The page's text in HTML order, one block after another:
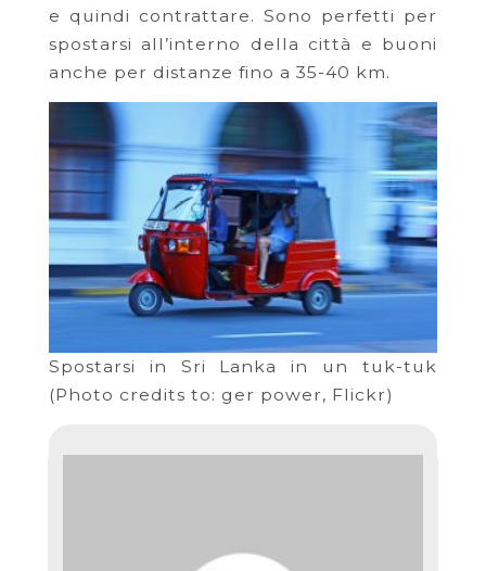
e quindi contrattare. Sono perfetti per
spostarsi all’interno della città e buoni
anche per distanze fino a 35-40 km.
Spostarsi in Sri Lanka in un tuk-tuk
(Photo credits to: ger power, Flickr)